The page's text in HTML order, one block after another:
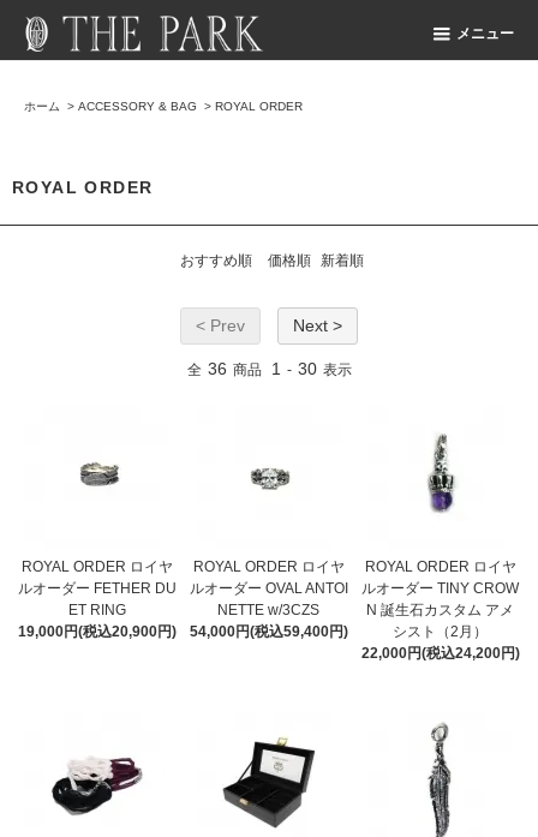
メニュー
ホーム > ACCESSORY & BAG > ROYAL ORDER
ROYAL ORDER
おすすめ順 価格順 新着順
< Prev Next >
全 36 商品 1 - 30 表示
ROYAL ORDER ロイヤ
ルオーダー FETHER DU
ET RING
19,000円(税込20,900円)
ROYAL ORDER ロイヤ
ルオーダー OVAL ANTOI
NETTE w/3CZS
54,000円(税込59,400円)
ROYAL ORDER ロイヤ
ルオーダー TINY CROW
N 誕生石カスタム アメ
シスト（2月）
22,000円(税込24,200円)